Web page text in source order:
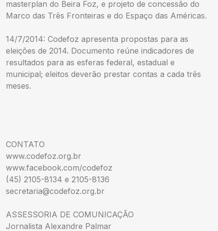
masterplan do Beira Foz, e projeto de concessão do
Marco das Três Fronteiras e do Espaço das Américas.
14/7/2014: Codefoz apresenta propostas para as
eleições de 2014. Documento reúne indicadores de
resultados para as esferas federal, estadual e
municipal; eleitos deverão prestar contas a cada três
meses.
CONTATO
www.codefoz.org.br
www.facebook.com/codefoz
(45) 2105-8134 e 2105-8136
secretaria@codefoz.org.br
ASSESSORIA DE COMUNICAÇÃO
Jornalista Alexandre Palmar